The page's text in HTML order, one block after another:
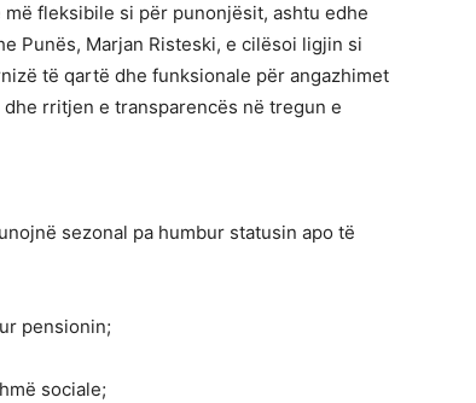
fleksibile si për punonjësit, ashtu edhe
Punës, Marjan Risteski, e cilësoi ligjin si
të qartë dhe funksionale për angazhimet
rritjen e transparencës në tregun e
sezonal pa humbur statusin apo të
pensionin;
sociale;